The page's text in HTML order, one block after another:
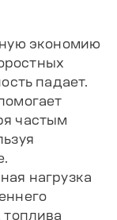
экономию
падает.
частым
нагрузка
топлива